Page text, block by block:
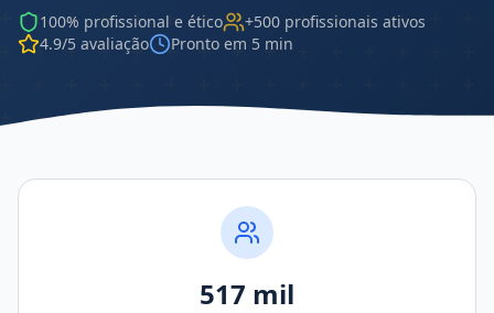
100% profissional e ético
+500 profissionais ativos
4.9/5 avaliação
Pronto em 5 min
517 mil